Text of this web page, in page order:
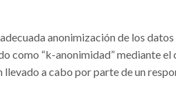
anonimización de los
como “k-anonimidad” mediante el
a cabo por parte de un